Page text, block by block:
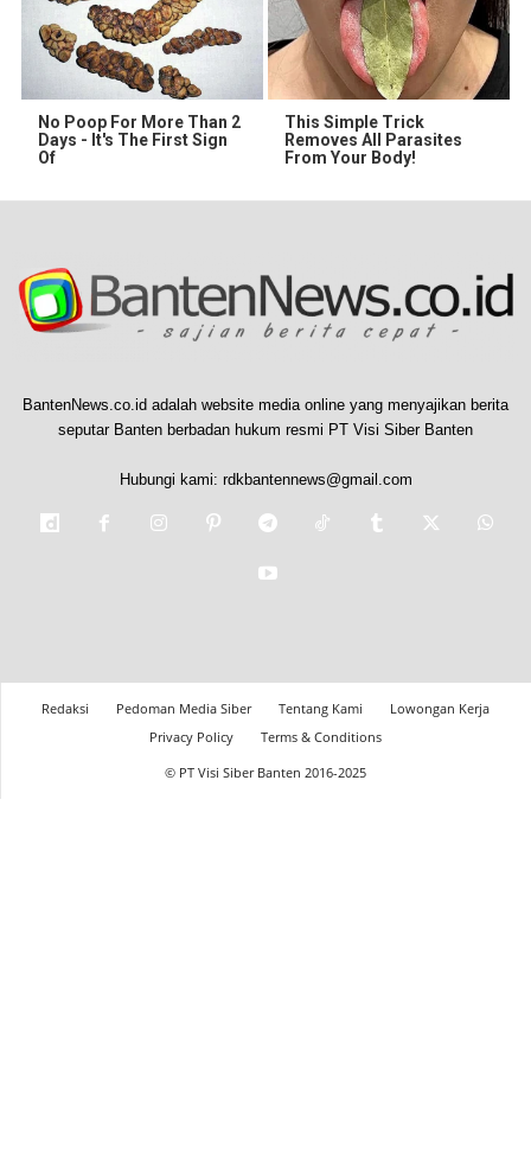
No Poop For More Than 2
Days - It's The First Sign
Of
This Simple Trick
Removes All Parasites
From Your Body!
BantenNews.co.id adalah website media online yang menyajikan berita
seputar Banten berbadan hukum resmi PT Visi Siber Banten
Hubungi kami: rdkbantennews@gmail.com
Redaksi Pedoman Media Siber Tentang Kami
Lowongan Kerja
Privacy Policy
Terms & Conditions
© PT Visi Siber Banten 2016-2025